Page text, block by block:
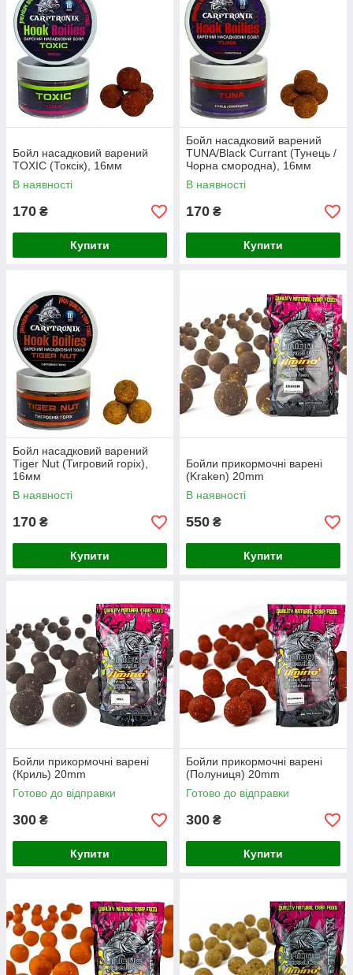
Бойл насадковий варений
TOXIC (Токсік), 16мм
В наявності
170 ₴
Купити
Бойл насадковий варений
TUNA/Black Currant (Тунець /
Чорна смородна), 16мм
В наявності
170 ₴
Купити
Бойл насадковий варений
Тiger Nut (Тигровий горіх),
16мм
В наявності
170 ₴
Купити
Бойли прикормочні варені
(Kraken) 20mm
В наявності
550 ₴
Купити
Бойли прикормочні варені
(Криль) 20mm
Готово до відправки
300 ₴
Купити
Бойли прикормочні варені
(Полуниця) 20mm
Готово до відправки
300 ₴
Купити